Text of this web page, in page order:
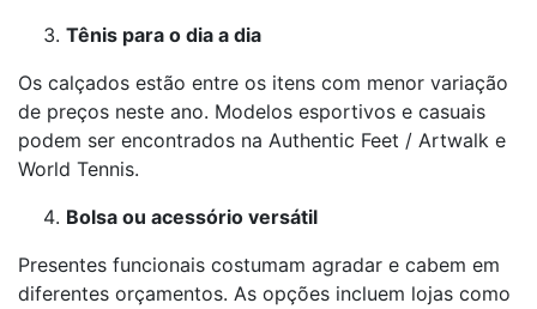
Tênis para o dia a dia
Os calçados estão entre os itens com menor variação
de preços neste ano. Modelos esportivos e casuais
podem ser encontrados na Authentic Feet / Artwalk e
World Tennis.
Bolsa ou acessório versátil
Presentes funcionais costumam agradar e cabem em
diferentes orçamentos. As opções incluem lojas como